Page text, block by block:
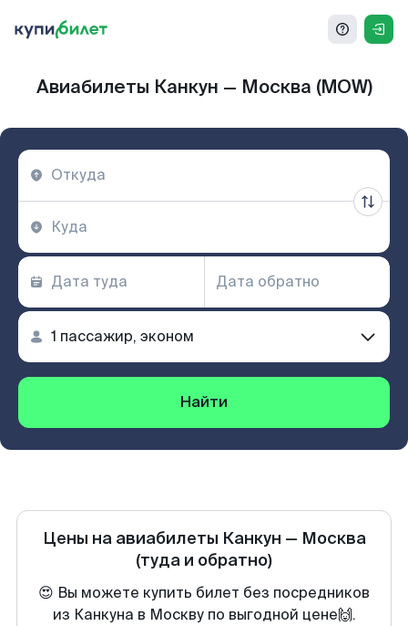
Авиабилеты Канкун — Москва (MOW)
Найти
Цены на авиабилеты Канкун — Москва
(туда и обратно)
😍 Вы можете купить билет без посредников
из Канкуна в Москву по выгодной цене🙌.